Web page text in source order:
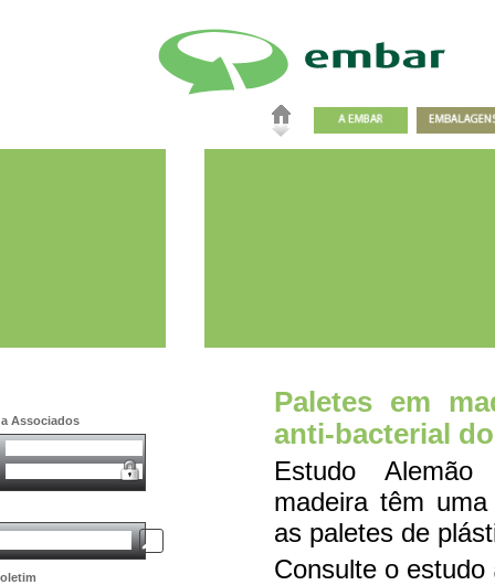
Associados
Paletes em
anti-bacterial
Estudo
madeira têm
as paletes de
Consulte o estudo